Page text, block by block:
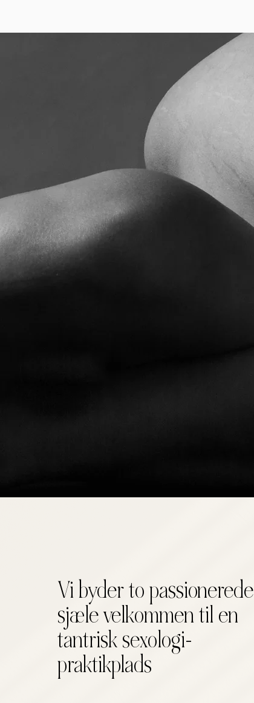
Vi byder to passionerede
sjæle velkommen til en
tantrisk sexologi-
praktikplads